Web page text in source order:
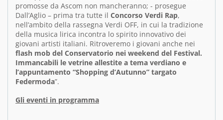
promosse da Ascom non mancheranno; - prosegue
Dall’Aglio – prima tra tutte il Concorso Verdi Rap,
nell’ambito della rassegna Verdi OFF, in cui la tradizione
della musica lirica incontra lo spirito innovativo dei
giovani artisti italiani. Ritroveremo i giovani anche nei
flash mob del Conservatorio nei weekend del Festival.
Immancabili le vetrine allestite a tema verdiano e
l’appuntamento “Shopping d’Autunno” targato
Federmoda”.
Gli eventi in programma